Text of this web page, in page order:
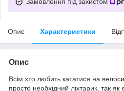
Опис Характеристики
Опис
Всім хто любить кататися на
просто необхідний ліхтарик, так як